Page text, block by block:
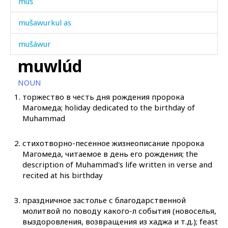
mušawurkul as
mušáwur
mušlékːi
mušt'úk'
mušt'úlluχ
mušú
mušːúr
muʁúw
muwlúd
NOUN
1. торжество в честь дня рождения пророка
Магомеда; holiday dedicated to the birthday of
Muhammad
2. стихотворно-песенное жизнеописание пророка
Магомеда, читаемое в день его рождения; the
description of Muhammad's life written in verse and
recited at his birthday
3. праздничное застолье с благодарственной
молитвой по поводу какого-л события (новоселья,
выздоровления, возвращения из хаджа и т.д.); feast